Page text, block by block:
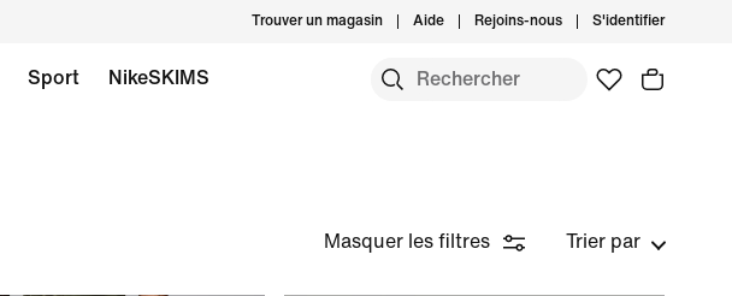
Trouver un magasin Aide Rejoins-nous S'identifier
Sport NikeSKIMS
Masquer les filtres Trier par